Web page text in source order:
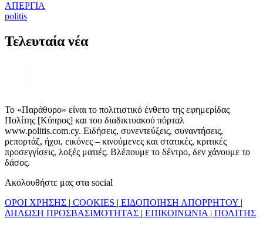
ΑΠΕΡΓΙΑ
politis
Τελευταία νέα
Το «Παράθυρο» είναι το πολιτιστικό ένθετο της εφημερίδας
Πολίτης [Κύπρος] και του διαδικτυακού πόρταλ
www.politis.com.cy. Ειδήσεις, συνεντεύξεις, συναντήσεις,
ρεπορτάζ, ήχοι, εικόνες – κινούμενες και στατικές, κριτικές
προσεγγίσεις, λοξές ματιές. Βλέπουμε το δέντρο, δεν χάνουμε το
δάσος.
Ακολουθήστε μας στα social
ΟΡΟΙ ΧΡΗΣΗΣ | COOKIES | ΕΙΔΟΠΟΙΗΣΗ ΑΠΟΡΡΗΤΟΥ |
ΔΗΛΩΣΗ ΠΡΟΣΒΑΣΙΜΟΤΗΤΑΣ | ΕΠΙΚΟΙΝΩΝΙΑ | ΠΟΛΙΤΗΣ